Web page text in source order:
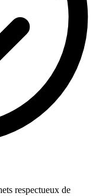
respectueux de